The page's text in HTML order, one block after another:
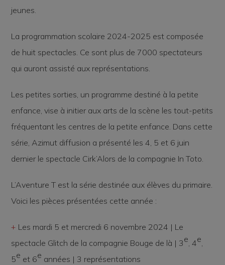
jeunes.
La programmation scolaire 2024-2025 est composée
de huit spectacles. Ce sont plus de 7000 spectateurs
qui auront assisté aux représentations.
Les petites sorties, un programme destiné à la petite
enfance, vise à initier aux arts de la scène les tout-petits
fréquentant les centres de la petite enfance. Dans cette
série, Azimut diffusion a présenté les 4, 5 et 6 juin
dernier le spectacle Cirk’Alors de la compagnie In Toto.
L’Aventure T est la série destinée aux élèves du primaire.
Voici les pièces présentées cette année :
Les mardi 5 et mercredi 6 novembre 2024 | Le
spectacle Glitch de la compagnie Bouge de là | 3e, 4e,
5e et 6e années | 3 représentations